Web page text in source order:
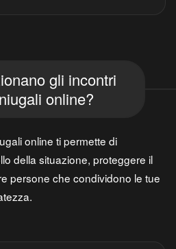
gli incontri
online?
online ti permette di
della situazione, proteggere il
persone che condividono le tue